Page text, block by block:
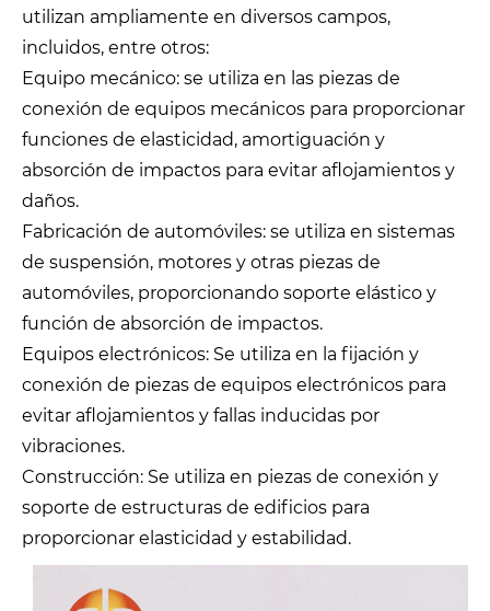
utilizan ampliamente en diversos campos,
incluidos, entre otros:
Equipo mecánico: se utiliza en las piezas de
conexión de equipos mecánicos para proporcionar
funciones de elasticidad, amortiguación y
absorción de impactos para evitar aflojamientos y
daños.
Fabricación de automóviles: se utiliza en sistemas
de suspensión, motores y otras piezas de
automóviles, proporcionando soporte elástico y
función de absorción de impactos.
Equipos electrónicos: Se utiliza en la fijación y
conexión de piezas de equipos electrónicos para
evitar aflojamientos y fallas inducidas por
vibraciones.
Construcción: Se utiliza en piezas de conexión y
soporte de estructuras de edificios para
proporcionar elasticidad y estabilidad.